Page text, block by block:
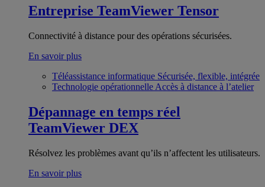
Entreprise TeamViewer Tensor
Connectivité à distance pour des opérations sécurisées.
En savoir plus
Téléassistance informatique Sécurisée, flexible, intégrée
Technologie opérationnelle Accès à distance à l’atelier
Dépannage en temps réel
TeamViewer DEX
Résolvez les problèmes avant qu’ils n’affectent les utilisateurs.
En savoir plus